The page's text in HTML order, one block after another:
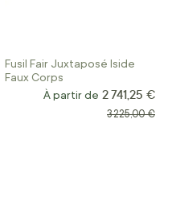
Fusil Fair Juxtaposé Iside
Faux Corps
À partir de 2 741,25 €
Prix normal
3 225,00 €